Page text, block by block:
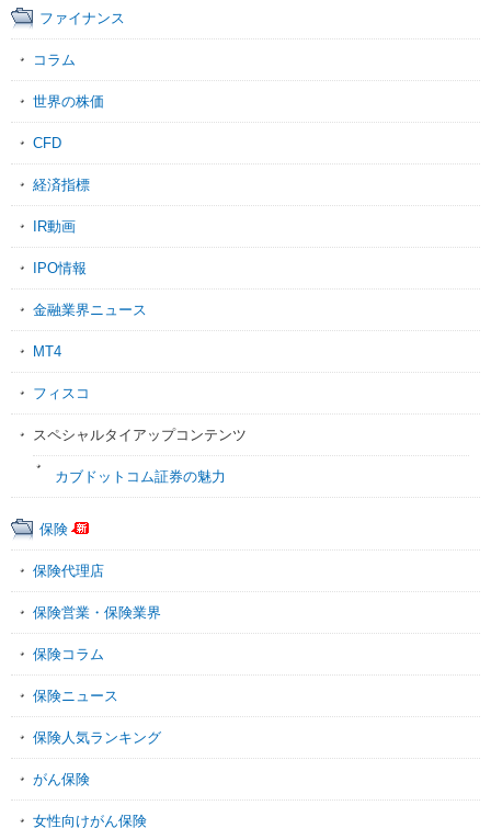
ファイナンス
コラム
世界の株価
CFD
経済指標
IR動画
IPO情報
金融業界ニュース
MT4
フィスコ
スペシャルタイアップコンテンツ
カブドットコム証券の魅力
保険
保険代理店
保険営業・保険業界
保険コラム
保険ニュース
保険人気ランキング
がん保険
女性向けがん保険